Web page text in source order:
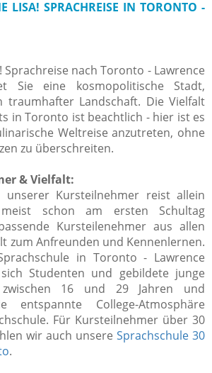
LISA! SPRACHREISE IN TORONTO -
Sprachreise nach Toronto - Lawrence
Sie eine kosmopolitische Stadt,
traumhafter Landschaft. Die Vielfalt
in Toronto ist beachtlich - hier ist es
Weltreise anzutreten, ohne
zu überschreiten.
& Vielfalt:
unserer Kursteilnehmer reist allein
schon am ersten Schultag
Kursteilenehmer aus allen
zum Anfreunden und Kennenlernen.
in Toronto - Lawrence
Studenten und gebildete junge
zwischen 16 und 29 Jahren und
entspannte College-Atmosphäre
Für Kursteilnehmer über 30
wir auch unsere Sprachschule 30
.